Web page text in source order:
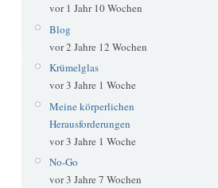
vor 1 Jahr 10 Wochen
Blog
vor 2 Jahre 12 Wochen
Krümelglas
vor 3 Jahre 1 Woche
Meine körperlichen
Herausforderungen
vor 3 Jahre 1 Woche
No-Go
vor 3 Jahre 7 Wochen